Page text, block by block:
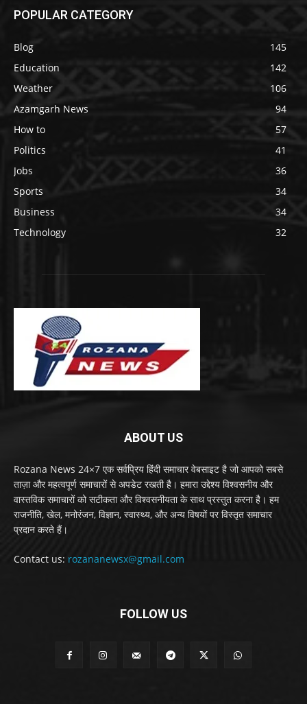
POPULAR CATEGORY
Blog
145
Education
142
Weather
106
Azamgarh News
94
How to
57
Politics
41
Jobs
36
Sports
34
Business
34
Technology
32
ABOUT US
Rozana News 24×7 एक सर्वप्रिय हिंदी समाचार वेबसाइट है जो आपको सबसे
ताज़ा और महत्वपूर्ण समाचारों से अपडेट रखती है। हमारा उद्देश्य विश्वसनीय और
वास्तविक समाचारों को सटीकता और विश्वसनीयता के साथ प्रस्तुत करना है। हम
राजनीति, खेल, मनोरंजन, विज्ञान, स्वास्थ्य, और अन्य विषयों पर विस्तृत समाचार
प्रदान करते हैं।
Contact us: rozananewsx@gmail.com
FOLLOW US